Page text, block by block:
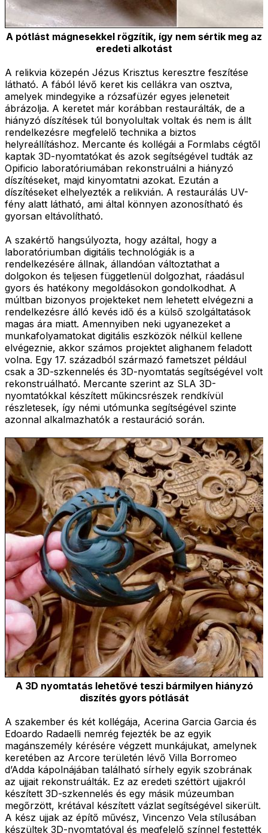
A pótlást mágnesekkel rögzítik, így nem sértik meg az
eredeti alkotást
A relikvia közepén Jézus Krisztus keresztre feszítése
látható. A fából lévő keret kis cellákra van osztva,
amelyek mindegyike a rózsafüzér egyes jeleneteit
ábrázolja. A keretet már korábban restaurálták, de a
hiányzó díszítések túl bonyolultak voltak és nem is állt
rendelkezésre megfelelő technika a biztos
helyreállításhoz. Mercante és kollégái a Formlabs cégtől
kaptak 3D-nyomtatókat és azok segítségével tudták az
Opificio laboratóriumában rekonstruálni a hiányzó
díszítéseket, majd kinyomtatni azokat. Ezután a
díszítéseket elhelyezték a relikvián. A restaurálás UV-
fény alatt látható, ami által könnyen azonosítható és
gyorsan eltávolítható.
A szakértő hangsúlyozta, hogy azáltal, hogy a
laboratóriumban digitális technológiák is a
rendelkezésére állnak, állandóan változtathat a
dolgokon és teljesen függetlenül dolgozhat, ráadásul
gyors és hatékony megoldásokon gondolkodhat. A
múltban bizonyos projekteket nem lehetett elvégezni a
rendelkezésre álló kevés idő és a külső szolgáltatások
magas ára miatt. Amennyiben neki ugyanezeket a
munkafolyamatokat digitális eszközök nélkül kellene
elvégeznie, akkor számos projektet alighanem feladott
volna. Egy 17. századból származó fametszet például
csak a 3D-szkennelés és 3D-nyomtatás segítségével volt
rekonstruálható. Mercante szerint az SLA 3D-
nyomtatókkal készített műkincsrészek rendkívül
részletesek, így némi utómunka segítségével szinte
azonnal alkalmazhatók a restauráció során.
A 3D nyomtatás lehetővé teszi bármilyen hiányzó
diszítés gyors pótlását
A szakember és két kollégája, Acerina Garcia Garcia és
Edoardo Radaelli nemrég fejezték be az egyik
magánszemély kérésére végzett munkájukat, amelynek
keretében az Arcore területén lévő Villa Borromeo
d’Adda kápolnájában található sírhely egyik szobrának
az ujjait rekonstruálták. Ez az eredeti széttört ujjakról
készített 3D-szkennelés és egy másik múzeumban
megőrzött, krétával készített vázlat segítségével sikerült.
A kész ujjak az építő művész, Vincenzo Vela stílusában
készültek 3D-nyomtatóval és megfelelő színnel festették